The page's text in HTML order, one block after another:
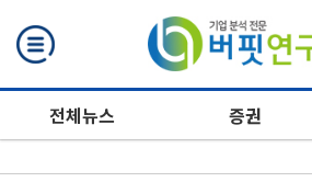
전체뉴스 증권